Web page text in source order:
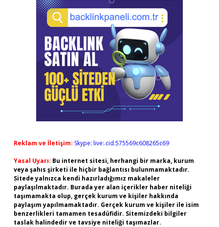
Reklam ve İletişim: Skype: live:.cid.575569c608265c69
Yasal Uyarı: Bu internet sitesi, herhangi bir marka, kurum
veya şahıs şirketi ile hiçbir bağlantısı bulunmamaktadır.
Sitede yalnızca kendi hazırladığımız makaleler
paylaşılmaktadır. Burada yer alan içerikler haber niteliği
taşımamakta olup, gerçek kurum ve kişiler hakkında
paylaşım yapılmamaktadır. Gerçek kurum ve kişiler ile isim
benzerlikleri tamamen tesadüfidir. Sitemizdeki bilgiler
taslak halindedir ve tavsiye niteliği taşımazlar.